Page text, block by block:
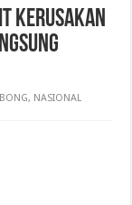
Kerusakan
, NASIONAL